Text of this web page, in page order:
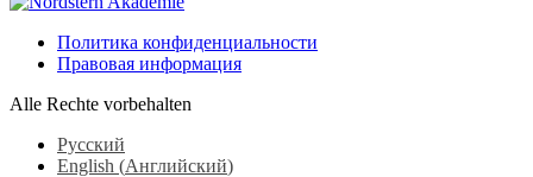
Политика конфиденциальности
Правовая информация
Alle Rechte vorbehalten
Русский
English (Английский)